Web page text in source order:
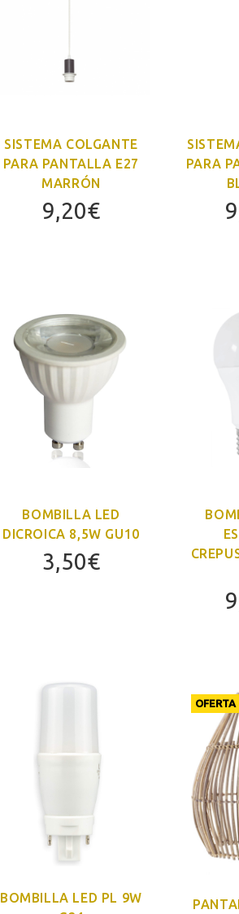
SISTEMA COLGANTE
PARA PANTALLA E27
MARRÓN
9,20€
PARA
BOMBILLA LED
DICROICA 8,5W GU10
3,50€
BOMBILLA LED PL 9W
OFERTA